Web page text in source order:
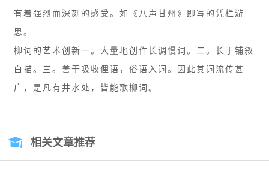
有着强烈而深刻的感受。如《八声甘州》即写的凭栏游
思。
柳词的艺术创新一。大量地创作长调慢词。二。长于铺叙
白描。三。善于吸收俚语，俗语入词。因此其词流传甚
广，是凡有井水处，皆能歌柳词。
相关文章推荐